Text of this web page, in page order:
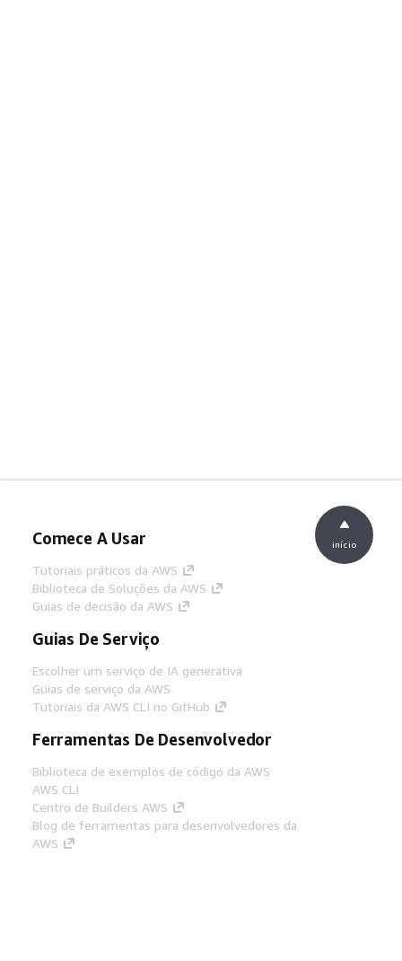
Comece A Usar
Tutoriais práticos da AWS
Biblioteca de Soluções da AWS
Guias de decisão da AWS
Guias De Serviço
Escolher um serviço de IA generativa
Guias de serviço da AWS
Tutoriais da AWS CLI no GitHub
Ferramentas De Desenvolvedor
Biblioteca de exemplos de código da AWS
AWS CLI
Centro de Builders AWS
Blog de ferramentas para desenvolvedores da
AWS
início